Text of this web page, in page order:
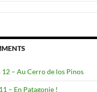
12 – Au Cerro de los Pinos
11 – En Patagonie !